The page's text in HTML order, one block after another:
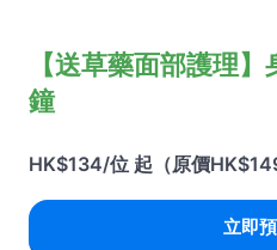
【送草藥面部護理
鐘
HK$134/位 起（原價
立即